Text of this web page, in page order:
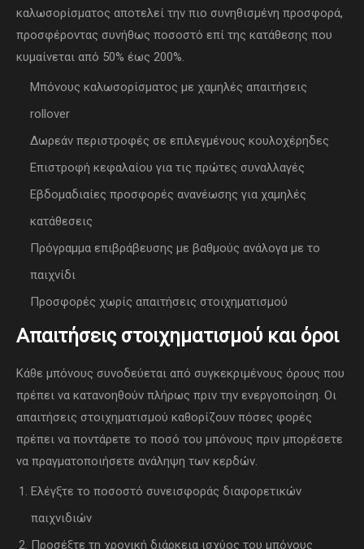
καλωσορίσματος αποτελεί την πιο συνηθισμένη προσφορά,
προσφέροντας συνήθως ποσοστό επί της κατάθεσης που
κυμαίνεται από 50% έως 200%.
Μπόνους καλωσορίσματος με χαμηλές απαιτήσεις
rollover
Δωρεάν περιστροφές σε επιλεγμένους κουλοχέρηδες
Επιστροφή κεφαλαίου για τις πρώτες συναλλαγές
Εβδομαδιαίες προσφορές ανανέωσης για χαμηλές
κατάθεσεις
Πρόγραμμα επιβράβευσης με βαθμούς ανάλογα με το
παιχνίδι
Προσφορές χωρίς απαιτήσεις στοιχηματισμού
Απαιτήσεις στοιχηματισμού και όροι
Κάθε μπόνους συνοδεύεται από συγκεκριμένους όρους που
πρέπει να κατανοηθούν πλήρως πριν την ενεργοποίηση. Οι
απαιτήσεις στοιχηματισμού καθορίζουν πόσες φορές
πρέπει να ποντάρετε το ποσό του μπόνους πριν μπορέσετε
να πραγματοποιήσετε ανάληψη των κερδών.
Ελέγξτε το ποσοστό συνεισφοράς διαφορετικών
παιχνιδιών
Προσέξτε τη χρονική διάρκεια ισχύος του μπόνους